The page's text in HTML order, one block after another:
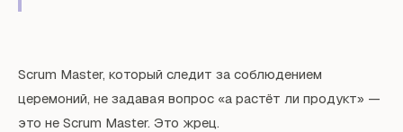
Scrum Master, который следит за соблюдением
церемоний, не задавая вопрос «а растёт ли продукт» —
это не Scrum Master. Это жрец.